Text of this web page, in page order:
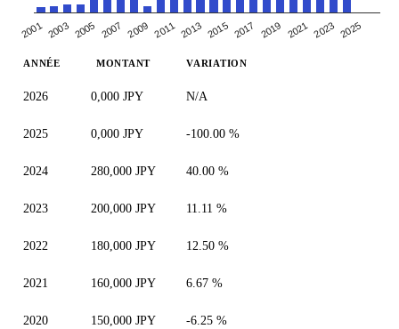
2001 2003 2005 2007 2009 2011 2013 2015 2017 2019 2021 2023 2025
ANNÉE MONTANT VARIATION
2026 0,000 JPY N/A
2025 0,000 JPY -100.00 %
2024 280,000 JPY 40.00 %
2023 200,000 JPY 11.11 %
2022 180,000 JPY 12.50 %
2021 160,000 JPY 6.67 %
2020 150,000 JPY -6.25 %